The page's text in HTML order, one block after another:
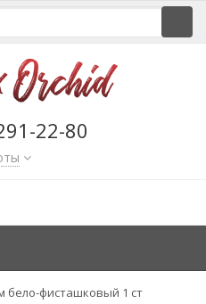
22-80
бело-фисташковый 1 ст